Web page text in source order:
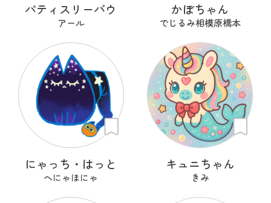
パティスリーバウ
アール
かぼちゃん
でじるみ相模原橋本
にゃっち・はっと
へにゃほにゃ
キュニちゃん
きみ